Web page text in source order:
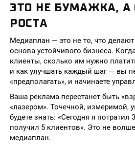
ЭТО НЕ БУМАЖКА, А
РОСТА
Медиаплан — это не то, что делают
основа устойчивого бизнеса.
клиенты, сколько им нужно
и как улучшать каждый шаг — вы
«предполагать», и начинаете
Ваша реклама перестанет быть
«лазером». Точечной, измеримой,
будете знать: «Сегодня я потратил
получил 5 клиентов». Это не
медиаплан.